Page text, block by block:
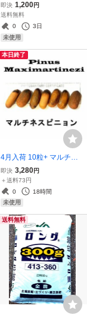
モークペーパー 休眠打破/
難発芽性種子/発芽促進/発
芽率向上
即決 1,200円
送料無料
0
3日
未使用
本日終了
4月入荷 10粒+ マルチネ
スピニョンマツ Maximarti
nezi 種 種子
即決 3,280円
＋送料73円
0
18時間
未使用
送料無料